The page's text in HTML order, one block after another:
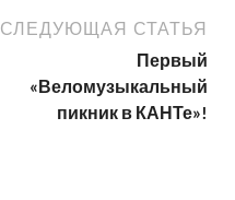
СЛЕДУЮЩАЯ СТАТЬЯ
Первый
«Веломузыкальный
пикник в КАНТе»!